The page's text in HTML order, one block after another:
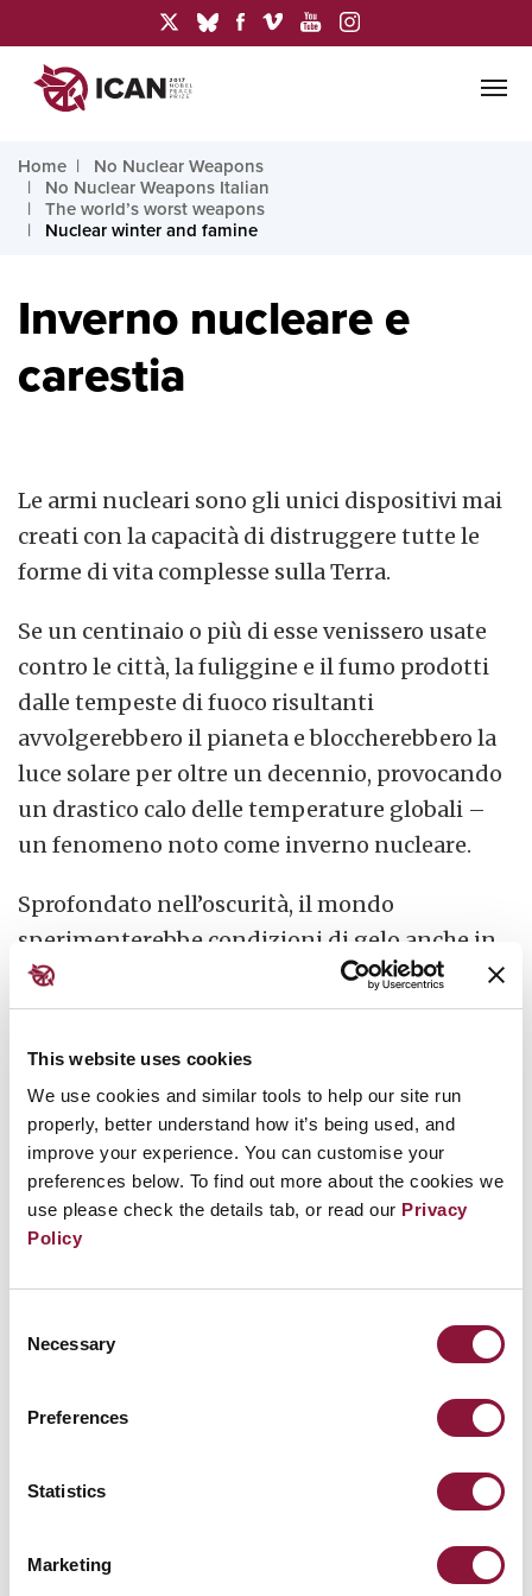
This website uses cookies
We use cookies and similar tools to help our site run
properly, better understand how it’s being used, and
improve your experience. You can customise your
preferences below. To find out more about the cookies we
use please check the details tab, or read our Privacy
Policy
Selection
Necessary
Preferences
Statistics
Marketing
Home
No Nuclear Weapons
No Nuclear Weapons Italian
The world’s worst weapons
Nuclear winter and famine
Inverno nucleare e
carestia
Le armi nucleari sono gli unici dispositivi mai
creati con la capacità di distruggere tutte le
forme di vita complesse sulla Terra.
Se un centinaio o più di esse venissero usate
contro le città, la fuliggine e il fumo prodotti
dalle tempeste di fuoco risultanti
avvolgerebbero il pianeta e bloccherebbero la
luce solare per oltre un decennio, provocando
un drastico calo delle temperature globali –
un fenomeno noto come inverno nucleare.
Sprofondato nell’oscurità, il mondo
sperimenterebbe condizioni di gelo anche in
quelle che oggi sono aree tropicali. I raccolti
verrebbero decimati e la produzione agricola
globale collasserebbe, causano
e il disfacimento delle strutture sociali.
Le epidemie di malattie infettive e i conflitti
per le risorse scarse diventerebbero dilaganti.
Le persone malnutrite correrebbero il rischio
maggiore di morire.
“limitata” – che coinvolgesse una piccola
metterebbe gran parte della popolazione
Un simile conflitto impoverirebbe gravemente
aumento di alcuni tumori e una devastante